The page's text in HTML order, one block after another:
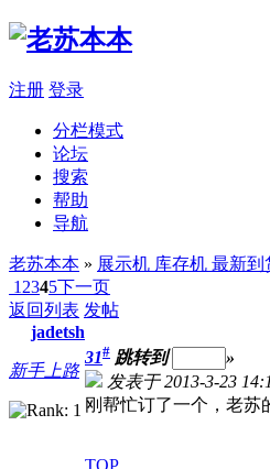
注册 登录
分栏模式
论坛
搜索
帮助
导航
老苏本本 » 展示机 库存机 最新到
1 2345下一页
返回列表 发帖
jadetsh
新手上路
31# 跳转到
»
发表于 2013-3-23
刚帮忙订了一个，老苏
TOP